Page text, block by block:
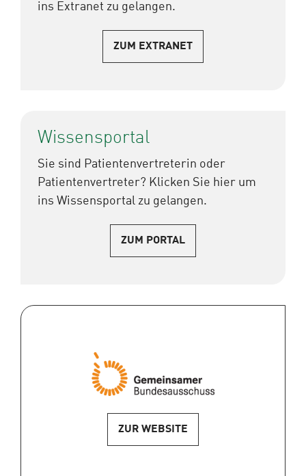
ins Extranet zu gelangen.
ZUM EXTRANET
Wissensportal
Sie sind Patientenvertreterin oder
Patientenvertreter? Klicken Sie hier um
ins Wissensportal zu gelangen.
ZUM PORTAL
ZUR WEBSITE